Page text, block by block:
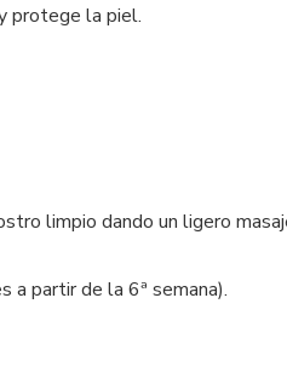
protege la piel.
limpio dando un ligero
a partir de la 6ª semana).